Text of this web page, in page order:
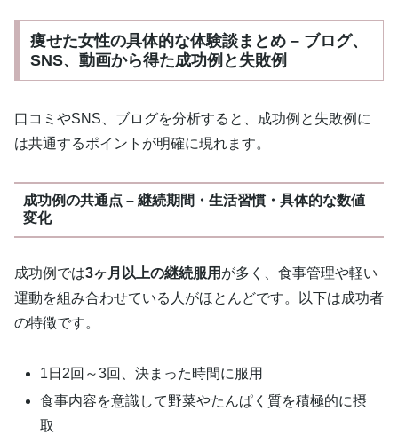
痩せた女性の具体的な体験談まとめ – ブログ、
SNS、動画から得た成功例と失敗例
口コミやSNS、ブログを分析すると、成功例と失敗例に
は共通するポイントが明確に現れます。
成功例の共通点 – 継続期間・生活習慣・具体的な数値
変化
成功例では3ヶ月以上の継続服用 が多く、食事管理や軽い
運動を組み合わせている人がほとんどです。以下は成功者
の特徴です。
1日2回～3回、決まった時間に服用
食事内容を意識して野菜やたんぱく質を積極的に摂
取